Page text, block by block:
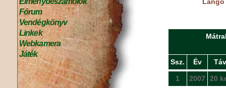
Fórum
Vendégkönyv
Linkek
Webkamera
Játék
Ssz. Év Táv
1 2007 20